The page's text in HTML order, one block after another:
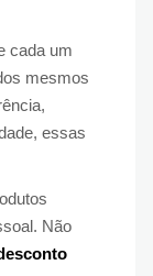
cada um
mesmos
essas
Não